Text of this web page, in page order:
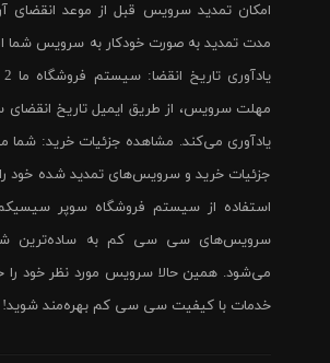
امکان تمدید سرویس قبل از موعد
مدت تمدید به صورت خودکار به سرویس شما
مهلت سرویس، از طریق ایمیل تاریخ انقضای
یادآوری می‌کند. مشاهده جزئیات خرید: شما
جزئیات خرید و سرویس‌های تمدید شده خود
استفاده از سیستم فروشگاه سوپر
سرویس‌های سی سی کم به ساده‌ترین
می‌شود. همین حالا سرویس مورد نظر خود را
خدمات با کیفیت سی سی کم بهره‌مند شوید!